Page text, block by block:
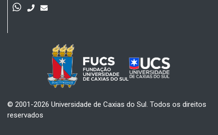
© 2001-2026 Universidade de Caxias do Sul. Todos os direitos
reservados